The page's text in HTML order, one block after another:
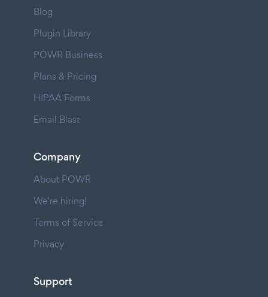
Blog
Plugin Library
POWR Business
Plans & Pricing
HIPAA Forms
Email Blast
Company
About POWR
We're hiring!
Terms of Service
Privacy
Support